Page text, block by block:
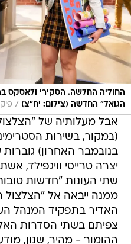
החוליה החלשה. הסקירי ולאסקס
הגואל" החדשה (צילום: יח"צ) /
(במקור, בשירות
בנובמבר האחרון)
שתי העונות "חדשות
ממנה ייבאה אל "הצלצול
האדיר בתפקיד המנהל
צפיתם בשתי הסדרות
ההומור - מהיר, שנון,